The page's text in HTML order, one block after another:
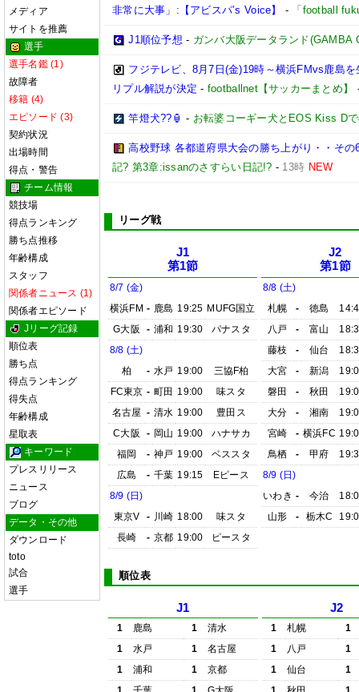
メディア
サイトを推薦
選手
選手名鑑 (1)
故障者
移籍 (4)
エピソード (3)
契約状況
出場時間
得点・警告
チーム情報
競技場
得点ランキング
勝ち点推移
年齢構成
スタッフ
関係者ニュース (1)
関係者エピソード
Jリーグ記録
順位表
勝ち点
得点ランキング
得失点
年齢構成
星取表
キーワード
プレスリリース
ニュース
ブログ
データ・その他
ダウンロード
toto
試合
選手
非常に大事」:【アビスパ’s Voice】
- 「football
J1順位予想 - ガンバ大阪データランド(GAMBA
フジテレビ、8月7日(金)19時～横浜FMvs鹿島
リプル解説が決定 - footballnet【サッカーまとめ】
竿燈犬??🏮 - お転婆コーギー犬とEOS Kiss D
高校野球 各都道府県大会の勝ち上がり・・その
記? 第3章:issanのさすらい日記!? - 13時 NEW
リーグ戦
J1
第1節
8/7 (金)
横浜FM - 鹿島 19:25 MUFG国立
G大阪
- 浦和 19:30
パナスタ
8/8 (土)
柏
- 水戸 19:00
三協F柏
FC東京 - 町田 19:00
味スタ
名古屋 - 清水 19:00
豊田ス
C大阪
- 岡山 19:00
ハナサカ
福岡
- 神戸 19:00
ベススタ
広島
- 千葉 19:15
Eピース
8/9 (日)
東京V
- 川崎 18:00
味スタ
長崎
- 京都 19:00 ピースタ
J2
第1節
8/8 (土)
札幌
- 徳島
八戸
- 富山
藤枝
- 仙台
大宮
- 新潟
磐田
- 秋田
大分
- 湘南
宮崎
- 横浜FC
鳥栖
- 甲府
8/9 (日)
いわき - 今治
山形
- 栃木C
順位表
J1
1 鹿島 1
清水
1
水戸 1
名古屋
1
浦和 1
京都
J2
1 札幌
1
1
八戸
1
1
仙台
1